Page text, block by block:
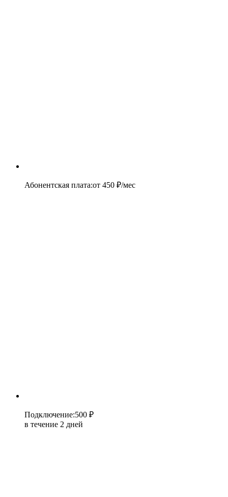
Абонентская плата:от 450 ₽/мес
Подключение:500 ₽
в течение 2 дней